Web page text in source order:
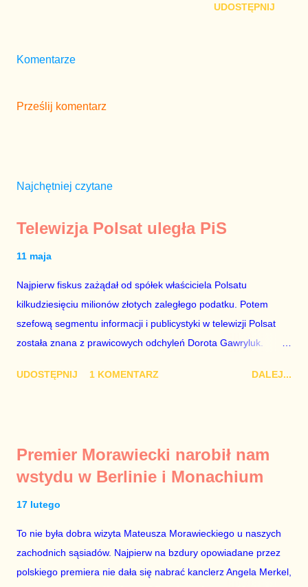
UDOSTĘPNIJ
Komentarze
Prześlij komentarz
Najchętniej czytane
Telewizja Polsat uległa PiS
11 maja
Najpierw fiskus zażądał od spółek właściciela Polsatu
kilkudziesięciu milionów złotych zaległego podatku. Potem
szefową segmentu informacji i publicystyki w telewizji Polsat
została znana z prawicowych odchyleń Dorota Gawryluk.
marionetka partii rządzącej, żona agenta SB, który jest obecnie
tylko tam, gdzie nie ma trudnych pytań. Taki obrót spraw
przyjmuję ze smutkiem. Właściciela Polsatu – Zygmunta
znowu dał się złamać partii Jarosława Kaczyńskiego. Znowu,
bo w 2007 roku też tak się stało. Na kilka tygodni przed
przedterminowymi wyborami parlamentarnymi do biur Solorza
UDOSTĘPNIJ 1 KOMENTARZ DALEJ...
Premier Morawiecki narobił nam
wstydu w Berlinie i Monachium
17 lutego
To nie była dobra wizyta Mateusza Morawieckiego u naszych
zachodnich sąsiadów. Najpierw na bzdury opowiadane przez
polskiego premiera nie dała się nabrać kanclerz Angela Merkel,